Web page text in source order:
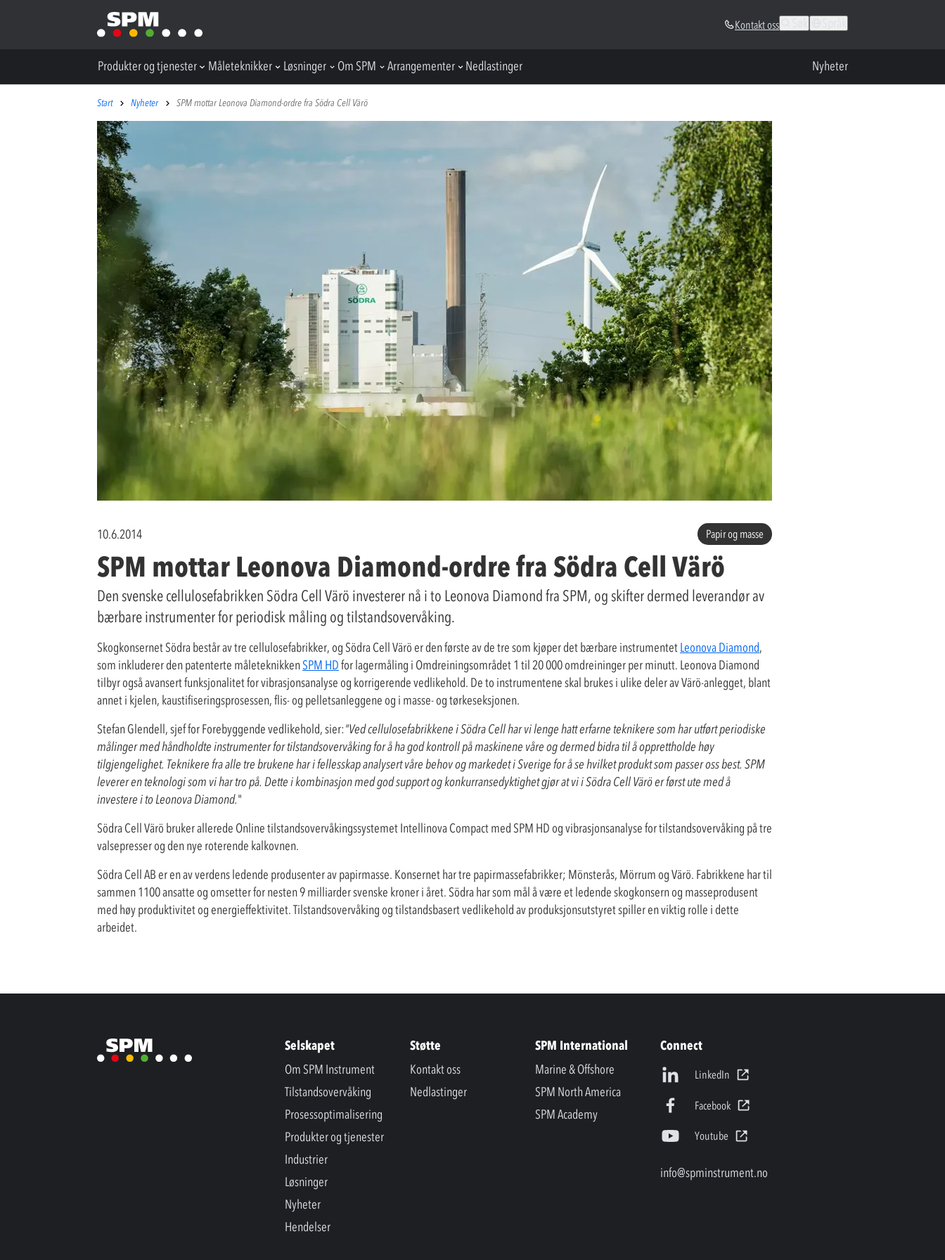
Kontakt oss
Produkter og tjenester Måleteknikker Løsninger Om SPM Arrangementer Nedlastinger Nyheter
Start Nyheter SPM mottar Leonova Diamond-ordre fra Södra Cell Värö
10.6.2014 Papir og masse
SPM mottar Leonova Diamond-ordre fra Södra Cell Värö
Den svenske cellulosefabrikken Södra Cell Värö investerer nå i to Leonova Diamond fra SPM, og skifter dermed leverandør av
bærbare instrumenter for periodisk måling og tilstandsovervåking.
Skogkonsernet Södra består av tre cellulosefabrikker, og Södra Cell Värö er den første av de tre som kjøper det bærbare instrumentetLeonova Diamond,
som inkluderer den patenterte måleteknikkenSPM HDfor lagermåling i Omdreiningsområdet 1 til 20 000 omdreininger per minutt. Leonova Diamond
tilbyr også avansert funksjonalitet for vibrasjonsanalyse og korrigerende vedlikehold. De to instrumentene skal brukes i ulike deler av Värö-anlegget, blant
annet i kjelen, kaustifiseringsprosessen, flis- og pelletsanleggene og i masse- og tørkeseksjonen.
Stefan Glendell, sjef for Forebyggende vedlikehold, sier:"Ved cellulosefabrikkene i Södra Cell har vi lenge hatt erfarne teknikere som har utført periodiske
målinger med håndholdte instrumenter for tilstandsovervåking for å ha god kontroll på maskinene våre og dermed bidra til å opprettholde høy
tilgjengelighet. Teknikere fra alle tre brukene har i fellesskap analysert våre behov og markedet i Sverige for å se hvilket produkt som passer oss best. SPM
leverer en teknologi som vi har tro på. Dette i kombinasjon med god support og konkurransedyktighet gjør at vi i Södra Cell Värö er først ute med å
investere i to Leonova Diamond."
Södra Cell Värö bruker allerede Online tilstandsovervåkingssystemet Intellinova Compact med SPM HD og vibrasjonsanalyse for tilstandsovervåking på tre
valsepresser og den nye roterende kalkovnen.
Södra Cell AB er en av verdens ledende produsenter av papirmasse. Konsernet har tre papirmassefabrikker; Mönsterås, Mörrum og Värö. Fabrikkene har til
sammen 1100 ansatte og omsetter for nesten 9 milliarder svenske kroner i året. Södra har som mål å være et ledende skogkonsern og masseprodusent
med høy produktivitet og energieffektivitet. Tilstandsovervåking og tilstandsbasert vedlikehold av produksjonsutstyret spiller en viktig rolle i dette
arbeidet.
Selskapet
Om SPM Instrument
Tilstandsovervåking
Prosessoptimalisering
Produkter og tjenester
Industrier
Løsninger
Nyheter
Hendelser
Støtte
Kontakt oss
Nedlastinger
SPM International
Marine & Offshore
SPM North America
SPM Academy
Connect
LinkedIn
Facebook
Youtube
info@spminstrument.no